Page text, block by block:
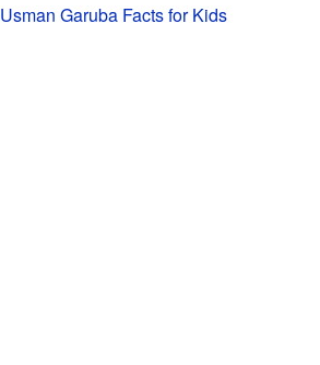
Usman Garuba Facts for Kids